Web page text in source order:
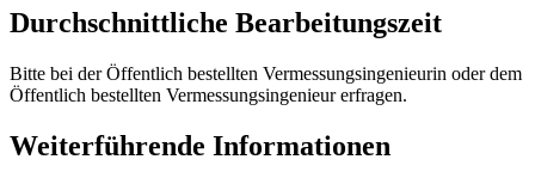
Durchschnittliche Bearbeitungszeit
Bitte bei der Öffentlich bestellten Vermessungsingenieurin oder dem
Öffentlich bestellten Vermessungsingenieur erfragen.
Weiterführende Informationen